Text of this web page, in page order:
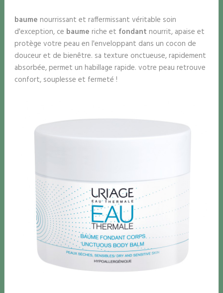
baume nourrissant et raffermissant véritable soin
d'exception, ce baume riche et fondant nourrit, apaise et
protège votre peau en l'enveloppant dans un cocon de
douceur et de bienêtre. sa texture onctueuse, rapidement
absorbée, permet un habillage rapide. votre peau retrouve
confort, souplesse et fermeté !